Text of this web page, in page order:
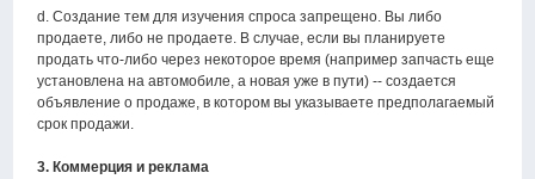
d. Создание тем для изучения спроса запрещено. Вы либо
продаете, либо не продаете. В случае, если вы планируете
продать что-либо через некоторое время (например запчасть еще
установлена на автомобиле, а новая уже в пути) -- создается
объявление о продаже, в котором вы указываете предполагаемый
срок продажи.
3. Коммерция и реклама